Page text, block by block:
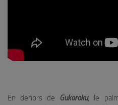
En dehors de Gukoroku, le